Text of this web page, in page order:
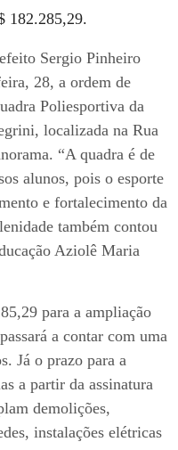
182.285,29.
Sergio Pinheiro
28, a ordem de
Poliesportiva da
localizada na Rua
“A quadra é de
alunos, pois o esporte
e fortalecimento da
também contou
Aziolê Maria
para a ampliação
a contar com uma
Já o prazo para a
a partir da assinatura
demolições,
instalações elétricas